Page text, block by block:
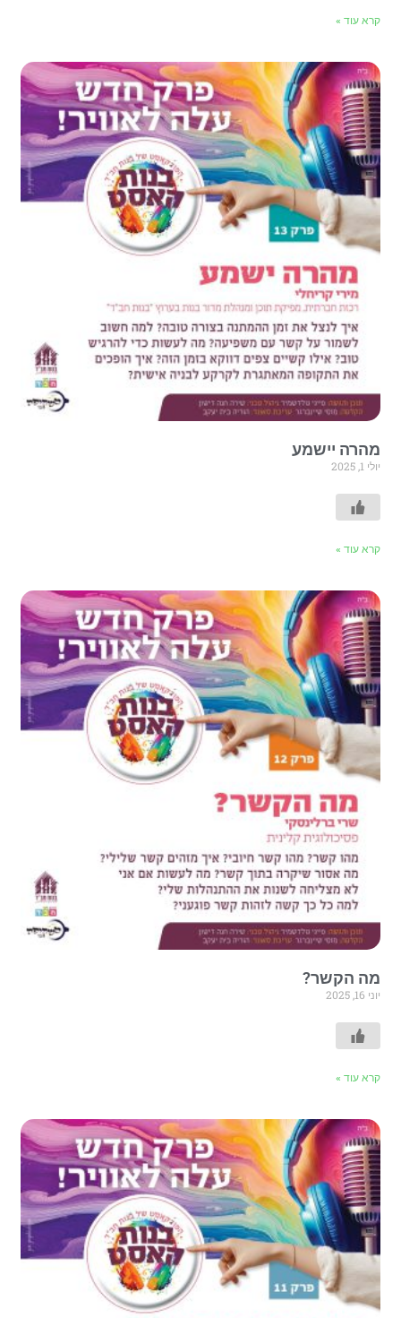
קרא עוד »
מהרה יישמע
יולי 1, 2025
קרא עוד »
מה הקשר?
יוני 16, 2025
קרא עוד »